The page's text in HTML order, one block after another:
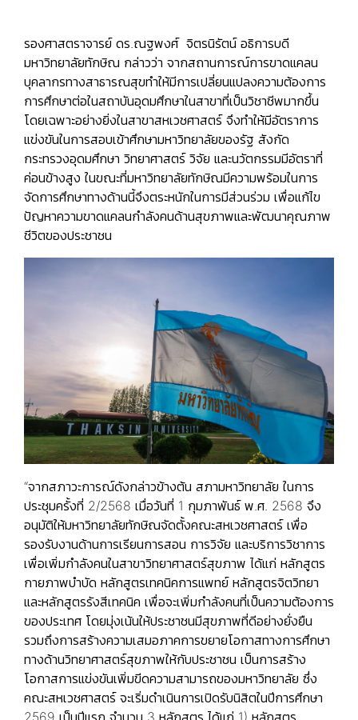
รองศาสตราจารย์ ดร.ณฐพงศ์ จิตรนิรัตน์ อธิการบดี
มหาวิทยาลัยทักษิณ กล่าวว่า จากสถานการณ์การขาดแคลน
บุคลากรทางสาธารณสุขทำให้มีการเปลี่ยนแปลงความต้องการ
การศึกษาต่อในสถาบันอุดมศึกษาในสาขาที่เป็นวิชาชีพมากขึ้น
โดยเฉพาะอย่างยิ่งในสาขาสหเวชศาสตร์ จึงทำให้มีอัตราการ
แข่งขันในการสอบเข้าศึกษามหาวิทยาลัยของรัฐ สังกัด
กระทรวงอุดมศึกษา วิทยาศาสตร์ วิจัย และนวัตกรรมมีอัตราที่
ค่อนข้างสูง ในขณะที่มหาวิทยาลัยทักษิณมีความพร้อมในการ
จัดการศึกษาทางด้านนี้จึงตระหนักในการมีส่วนร่วม เพื่อแก้ไข
ปัญหาความขาดแคลนกำลังคนด้านสุขภาพและพัฒนาคุณภาพ
ชีวิตของประชาชน
“จากสภาวะการณ์ดังกล่าวข้างต้น สภามหาวิทยาลัย ในการ
ประชุมครั้งที่ 2/2568 เมื่อวันที่ 1 กุมภาพันธ์ พ.ศ. 2568 จึง
อนุมัติให้มหาวิทยาลัยทักษิณจัดตั้งคณะสหเวชศาสตร์ เพื่อ
รองรับงานด้านการเรียนการสอน การวิจัย และบริการวิชาการ
เพื่อเพิ่มกำลังคนในสาขาวิทยาศาสตร์สุขภาพ ได้แก่ หลักสูตร
กายภาพบำบัด หลักสูตรเทคนิคการแพทย์ หลักสูตรจิตวิทยา
และหลักสูตรรังสีเทคนิค เพื่อจะเพิ่มกำลังคนที่เป็นความต้องการ
ของประเทศ โดยมุ่งเน้นให้ประชาชนมีสุขภาพที่ดีอย่างยั่งยืน
รวมถึงการสร้างความเสมอภาคการขยายโอกาสทางการศึกษา
ทางด้านวิทยาศาสตร์สุขภาพให้กับประชาชน เป็นการสร้าง
โอกาสการแข่งขันเพิ่มขีดความสามารถของมหาวิทยาลัย ซึ่ง
คณะสหเวชศาสตร์ จะเริ่มดำเนินการเปิดรับนิสิตในปีการศึกษา
2569 เป็นปีแรก จำนวน 3 หลักสูตร ได้แก่ 1) หลักสูตร